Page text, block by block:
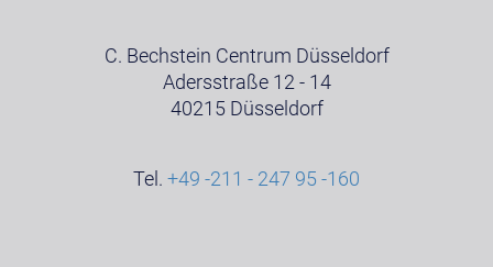
C. Bechstein Centrum Düsseldorf
Adersstraße 12 - 14
40215 Düsseldorf
Tel. +49 -211 - 247 95 -160